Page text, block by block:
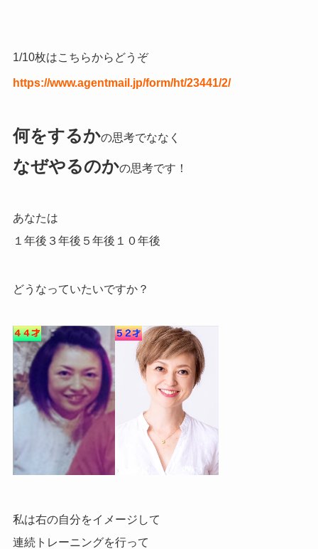
1/10枚はこちらからどうぞ
https://www.agentmail.jp/form/ht/23441/2/
何をするかの思考でななく
なぜやるのかの思考です！
あなたは
１年後３年後５年後１０年後
どうなっていたいですか？
私は右の自分をイメージして
連続トレーニングを行って